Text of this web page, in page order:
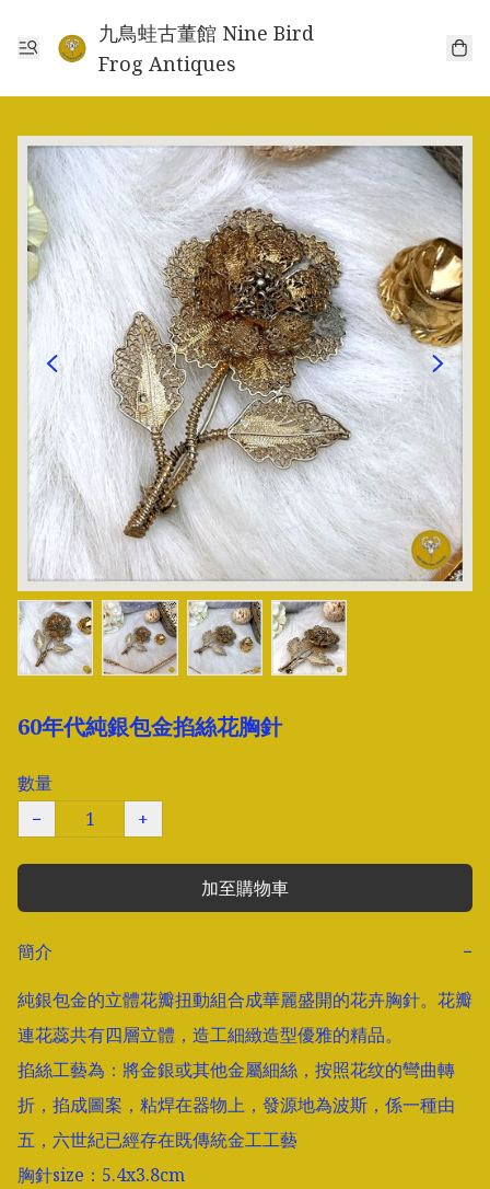
九鳥蛙古董館 Nine Bird
Frog Antiques
60年代純銀包金掐絲花胸針
數量
−
+
加至購物車
簡介
−
純銀包金的立體花瓣扭動組合成華麗盛開的花卉胸針。花瓣
連花蕊共有四層立體，造工細緻造型優雅的精品。
掐絲工藝為：將金銀或其他金屬細絲，按照花纹的彎曲轉
折，掐成圖案，粘焊在器物上，發源地為波斯，係一種由
五，六世紀已經存在既傳統金工工藝
胸針size：5.4x3.8cm